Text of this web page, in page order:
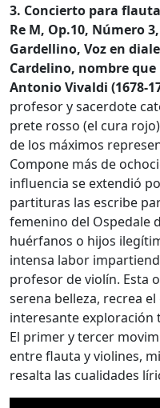
3. Concierto para
Re M, Op.10, Número
Gardellino, Voz en
Cardelino, nombre
Antonio Vivaldi (1678-
profesor y sacerdote
prete rosso (el cura
de los máximos
Compone más de
influencia se extendió
partituras las escribe
femenino del Ospedale
huérfanos o hijos
intensa labor
profesor de violín. Esta
serena belleza, recrea
interesante exploración
El primer y tercer
entre flauta y violines,
resalta las cualidades